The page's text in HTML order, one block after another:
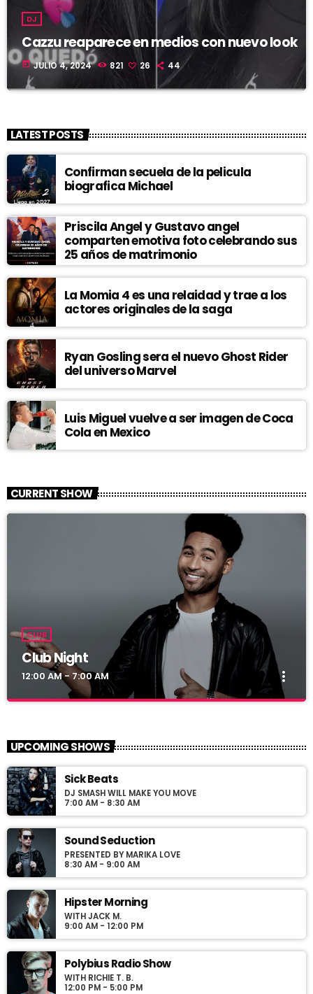
DJ
Cazzu reaparece en medios con nuevo look
today JULIO 4, 2024 821 26 44
LATEST POSTS
Confirman secuela de la pelicula
biografica Michael
Priscila Angel y Gustavo angel
comparten emotiva foto celebrando sus
25 años de matrimonio
La Momia 4 es una relaidad y trae a los
actores originales de la saga
Ryan Gosling sera el nuevo Ghost Rider
del universo Marvel
Luis Miguel vuelve a ser imagen de Coca
Cola en Mexico
CURRENT SHOW
CLUB
Club Night
12:00 AM - 7:00 AM more_vert
Presented by Dj Ross
For every Show page the timetable is auomatically generated
from the schedule, and you can set automatic carousels of
Podcasts, Articles and Charts by simply choosing a category.
UPCOMING SHOWS
Sick Beats
DJ SMASH WILL MAKE YOU MOVE
7:00 AM - 8:30 AM
Sound Seduction
PRESENTED BY MARIKA LOVE
8:30 AM - 9:00 AM
Hipster Morning
WITH JACK M.
9:00 AM - 12:00 PM
Polybius Radio Show
WITH RICHIE T. B.
12:00 PM - 5:00 PM